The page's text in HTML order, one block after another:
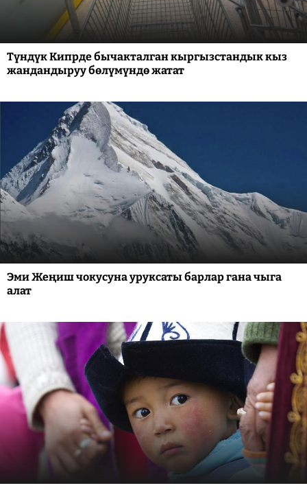
Түндүк Кипрде бычакталган кыргызстандык кыз
жандандыруу бөлүмүндө жатат
Эми Жеңиш чокусуна уруксаты барлар гана чыга
алат